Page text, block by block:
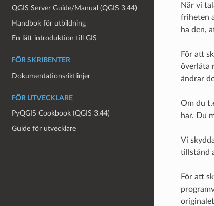
QGIS Server Guide/Manual (QGIS 3.44)
Handbok för utbildning
En lätt introduktion till GIS
FÖR SKRIBENTER
Dokumentationsriktlinjer
FÖR UTVECKLARE
PyQGIS Cookbook (QGIS 3.44)
Guide för utvecklare
När vi
friheten
ha den,
För att
överlåta
ändrar
Om du
har. Du
Vi
tillstånd
För att